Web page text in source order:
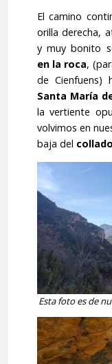
El camino
orilla derecha,
y muy bonito
en la roca,
de Cienfuens)
Santa María
la vertiente
volvimos en
baja del
Esta foto es de